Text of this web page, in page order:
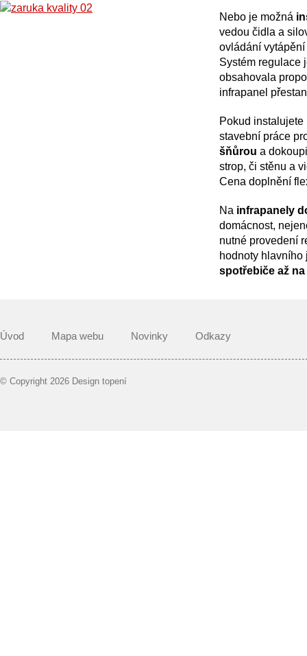
Nebo je možná
vedou čidla a
ovládání
Systém regulace
obsahovala
infrapanel
Pokud
stavební práce
šňůrou a
strop, či stěnu a
Cena doplnění
Na infrapanely
domácnost,
nutné provedení
hodnoty
spotřebiče až
Úvod Mapa webu Novinky Odkazy
© Copyright 2026 Design topení